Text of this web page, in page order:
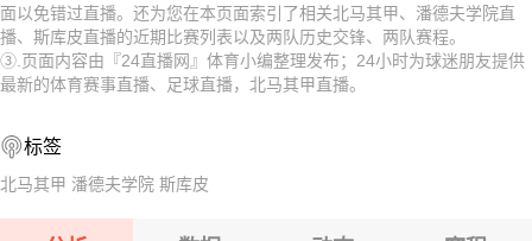
08-12 【欧女锦U16B级】 比利时女篮U16VS塞浦路斯女篮
08-12 【俄杯】 布鲁克男孩VS基洛夫迪纳摩
08-12 【俄杯】 莫斯科斯特罗吉诺VS弗拉基米尔鱼雷
08-12 【俄杯】 FC穆罗姆VS利佩茨克冶金工人
08-12 【亚冠二级】 阿卡达格VSFC果阿
面以免错过直播。还为您在本页面索引了相关北马其甲、潘德夫学院直
播、斯库皮直播的近期比赛列表以及两队历史交锋、两队赛程。
③.页面内容由『24直播网』体育小编整理发布；24小时为球迷朋友提供
最新的体育赛事直播、足球直播，北马其甲直播。
标签
北马其甲 潘德夫学院 斯库皮